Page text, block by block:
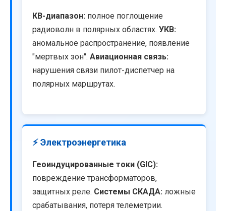
КВ-диапазон: полное поглощение
радиоволн в полярных областях. УКВ:
аномальное распространение, появление
"мертвых зон". Авиационная связь:
нарушения связи пилот-диспетчер на
полярных маршрутах.
⚡ Электроэнергетика
Геоиндуцированные токи (GIC):
повреждение трансформаторов,
защитных реле. Системы СКАДА: ложные
срабатывания, потеря телеметрии.